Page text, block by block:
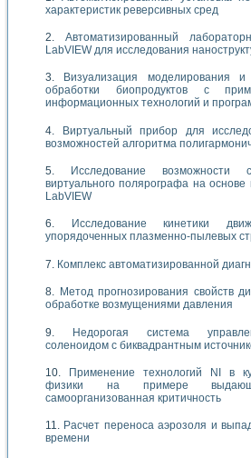
характеристик реверсивных сред
Автоматизированный
LabVIEW для исследования
Визуализация моделирования
обработки биопродуктов с
информационных технологий и
Виртуальный прибор для
возможностей алгоритма
Исследование возможности
виртуального полярографа на
LabVIEW
Исследование кинетики
упорядоченных плазменно-пылевых
Комплекс автоматизированной
Метод прогнозирования свойств
обработке возмущениями давления
Недорогая система
соленоидом с биквадрантным
Применение технологий NI в
физики на примере
самоорганизованная критичность
Расчет переноса аэрозоля и
времени